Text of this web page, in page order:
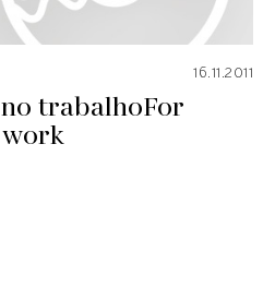
16.11.2011
trabalhoFor